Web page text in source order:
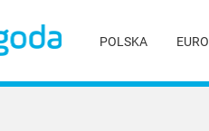
POLSKA